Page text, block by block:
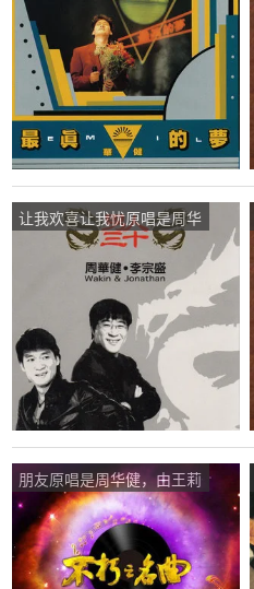
让我欢喜让我忧原唱是周华
健，由瑕疵，必须有翻唱
朋友原唱是周华健，由王莉
翻唱(播放:12)